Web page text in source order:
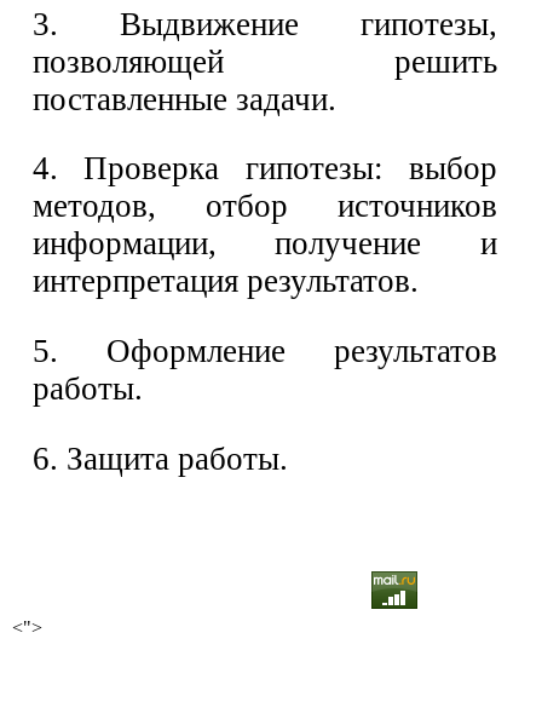
3. Выдвижение гипотезы,
позволяющей решить
поставленные задачи.
4. Проверка гипотезы: выбор
методов, отбор источников
информации, получение и
интерпретация результатов.
5. Оформление результатов
работы.
6. Защита работы.
<">